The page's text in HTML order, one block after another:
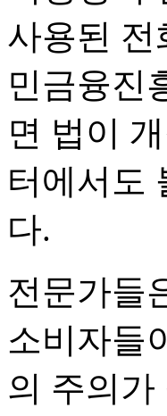
사용된 전
민금융진
면 법이
터에서도
다.
전문가들
소비자들
의 주의